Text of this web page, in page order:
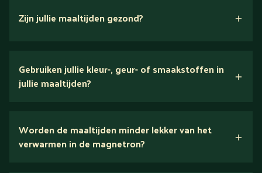
Zijn jullie maaltijden gezond?
voedingsexperts
Gebruiken jullie kleur-, geur- of smaakstoffen in
jullie maaltijden?
Worden de maaltijden minder lekker van het
verwarmen in de magnetron?